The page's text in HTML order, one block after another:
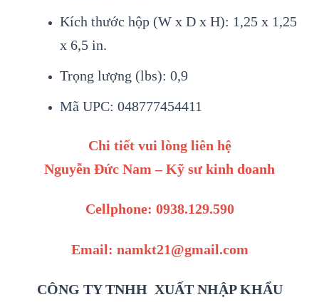
Kích thước hộp (W x D x H): 1,25 x 1,25
x 6,5 in.
Trọng lượng (lbs): 0,9
Mã UPC: 048777454411
Chi tiết vui lòng liên hệ
Nguyễn Đức Nam – Kỹ sư kinh doanh
Cellphone: 0938.129.590
Email: namkt21@gmail.com
CÔNG TY TNHH XUẤT NHẬP KHẨU